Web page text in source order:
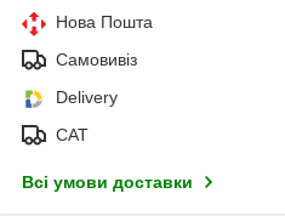
Нова Пошта
Самовивіз
Delivery
САТ
Всі умови доставки